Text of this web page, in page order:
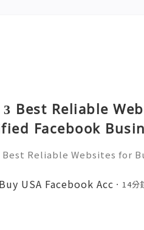
3 Best Reliable
Facebook
2026 – Reality C
Best Reliable Websites for
More Information Please
❤️🥰🌍➤What
Buy USA Facebook Acc 14分